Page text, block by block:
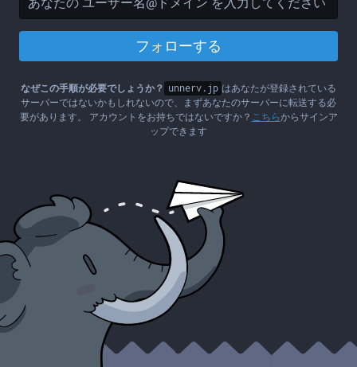
フォローする
なぜこの手順が必要でしょうか？ unnerv.jp はあなたが登録されている
サーバーではないかもしれないので、まずあなたのサーバーに転送する必
要があります。 アカウントをお持ちではないですか？ こちらからサインア
ップできます